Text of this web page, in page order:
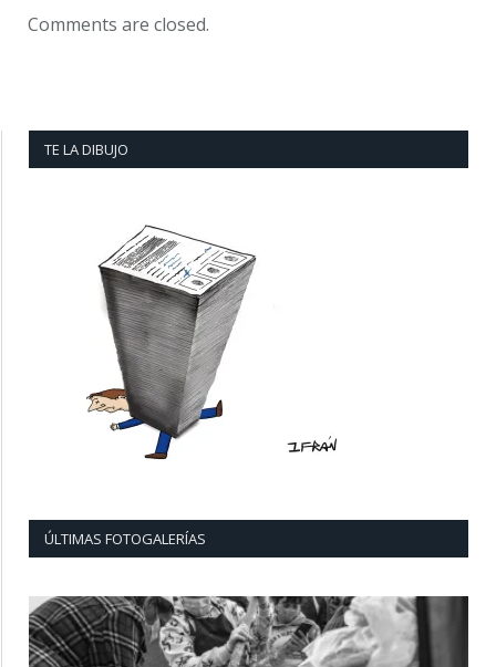
Comments are closed.
TE LA DIBUJO
ÚLTIMAS FOTOGALERÍAS